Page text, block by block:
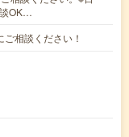
OK…
相談ください！